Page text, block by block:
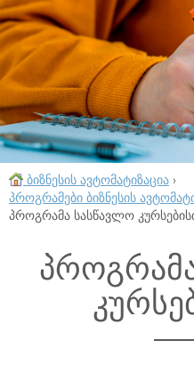
ბიზნესის ავტომატიზაცია ›
პროგრამები ბიზნესის
პროგრამა სასწავლო